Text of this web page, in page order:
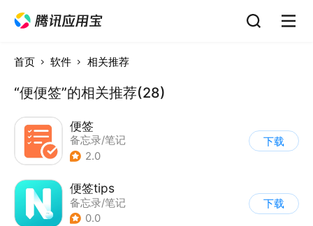
首页 软件 相关推荐
“便便签”的相关推荐(28)
便签
备忘录/笔记
2.0
下载
便签tips
备忘录/笔记
0.0
下载